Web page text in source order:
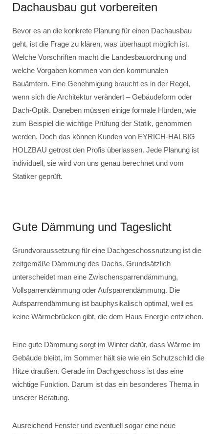
Dachausbau gut vorbereiten
Bevor es an die konkrete Planung für einen Dachausbau
geht, ist die Frage zu klären, was überhaupt möglich ist.
Welche Vorschriften macht die Landesbauordnung und
welche Vorgaben kommen von den kommunalen
Bauämtern. Eine Genehmigung braucht es in der Regel,
wenn sich die Architektur verändert – Gebäudeform oder
Dach-Optik. Daneben müssen einige formale Hürden, wie
zum Beispiel die wichtige Prüfung der Statik, genommen
werden. Doch das können Kunden von EYRICH-HALBIG
HOLZBAU getrost den Profis überlassen. Jede Planung ist
individuell, sie wird von uns genau berechnet und vom
Statiker geprüft.
Gute Dämmung und Tageslicht
Grundvoraussetzung für eine Dachgeschossnutzung ist die
zeitgemäße Dämmung des Dachs. Grundsätzlich
unterscheidet man eine Zwischensparrendämmung,
Vollsparrendämmung oder Aufsparrendämmung. Die
Aufsparrendämmung ist bauphysikalisch optimal, weil es
keine Wärmebrücken gibt, die dem Haus Energie entziehen.
Eine gute Dämmung sorgt im Winter dafür, dass Wärme im
Gebäude bleibt, im Sommer hält sie wie ein Schutzschild die
Hitze draußen. Gerade im Dachgeschoss ist das eine
wichtige Funktion. Darum ist das ein besonderes Thema in
unserer Beratung.
Ausreichend Fenster und eventuell sogar eine neue